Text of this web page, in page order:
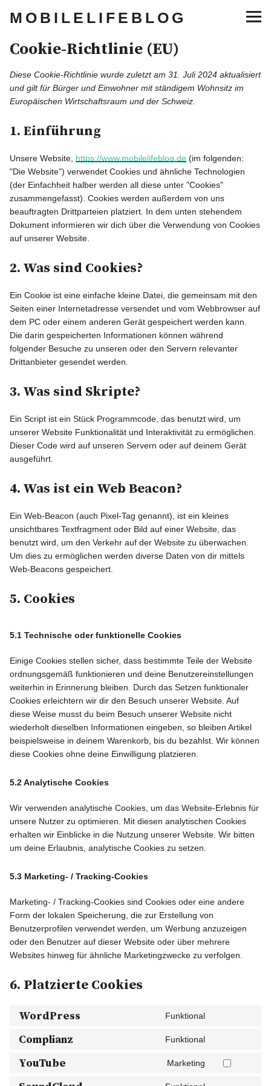
MOBILELIFEBLOG
Lifestyle
Musik
Tech
Blogger Essentials
Cookie-Richtlinie (EU)
Diese Cookie-Richtlinie wurde zuletzt am 31. Juli 2024 aktualisiert
und gilt für Bürger und Einwohner mit ständigem Wohnsitz im
Europäischen Wirtschaftsraum und der Schweiz.
1. Einführung
Unsere Website, https://www.mobilelifeblog.de (im folgenden:
"Die Website") verwendet Cookies und ähnliche Technologien
(der Einfachheit halber werden all diese unter "Cookies"
zusammengefasst). Cookies werden außerdem von uns
beauftragten Drittparteien platziert. In dem unten stehendem
Dokument informieren wir dich über die Verwendung von Cookies
auf unserer Website.
2. Was sind Cookies?
Ein Cookie ist eine einfache kleine Datei, die gemeinsam mit den
Seiten einer Internetadresse versendet und vom Webbrowser auf
dem PC oder einem anderen Gerät gespeichert werden kann.
Die darin gespeicherten Informationen können während
folgender Besuche zu unseren oder den Servern relevanter
Drittanbieter gesendet werden.
3. Was sind Skripte?
Ein Script ist ein Stück Programmcode, das benutzt wird, um
unserer Website Funktionalität und Interaktivität zu ermöglichen.
Dieser Code wird auf unseren Servern oder auf deinem Gerät
ausgeführt.
4. Was ist ein Web Beacon?
Ein Web-Beacon (auch Pixel-Tag genannt), ist ein kleines
unsichtbares Textfragment oder Bild auf einer Website, das
benutzt wird, um den Verkehr auf der Website zu überwachen.
Um dies zu ermöglichen werden diverse Daten von dir mittels
Web-Beacons gespeichert.
5. Cookies
5.1 Technische oder funktionelle Cookies
Einige Cookies stellen sicher, dass bestimmte Teile der Website
ordnungsgemäß funktionieren und deine Benutzereinstellungen
weiterhin in Erinnerung bleiben. Durch das Setzen funktionaler
Cookies erleichtern wir dir den Besuch unserer Website. Auf
diese Weise musst du beim Besuch unserer Website nicht
wiederholt dieselben Informationen eingeben, so bleiben Artikel
beispielsweise in deinem Warenkorb, bis du bezahlst. Wir können
diese Cookies ohne deine Einwilligung platzieren.
5.2 Analytische Cookies
Wir verwenden analytische Cookies, um das Website-Erlebnis für
unsere Nutzer zu optimieren. Mit diesen analytischen Cookies
erhalten wir Einblicke in die Nutzung unserer Website. Wir bitten
um deine Erlaubnis, analytische Cookies zu setzen.
5.3 Marketing- / Tracking-Cookies
Marketing- / Tracking-Cookies sind Cookies oder eine andere
Form der lokalen Speicherung, die zur Erstellung von
Benutzerprofilen verwendet werden, um Werbung anzuzeigen
oder den Benutzer auf dieser Website oder über mehrere
Websites hinweg für ähnliche Marketingzwecke zu verfolgen.
6. Platzierte Cookies
WordPress Funktional
Complianz Funktional
YouTube Marketing